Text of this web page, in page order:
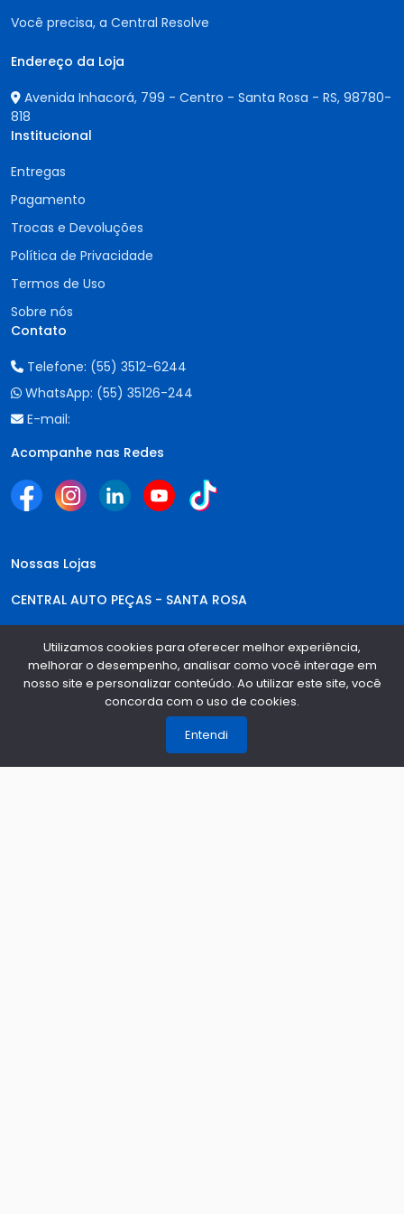
Você precisa, a Central Resolve
Endereço da Loja
Avenida Inhacorá, 799 - Centro - Santa Rosa - RS, 98780-
818
Institucional
Entregas
Pagamento
Trocas e Devoluções
Política de Privacidade
Termos de Uso
Sobre nós
Contato
Telefone: (55) 3512-6244
WhatsApp: (55) 35126-244
E-mail:
Acompanhe nas Redes
Nossas Lojas
CENTRAL AUTO PEÇAS - SANTA ROSA
WhatsApp: (55) 35126-244
CENTRAL AUTO PEÇAS - IJUÍ
(55) 3333-6244
Utilizamos cookies para oferecer melhor experiência,
melhorar o desempenho, analisar como você interage em
nosso site e personalizar conteúdo. Ao utilizar este site, você
concorda com o uso de cookies.
Entendi